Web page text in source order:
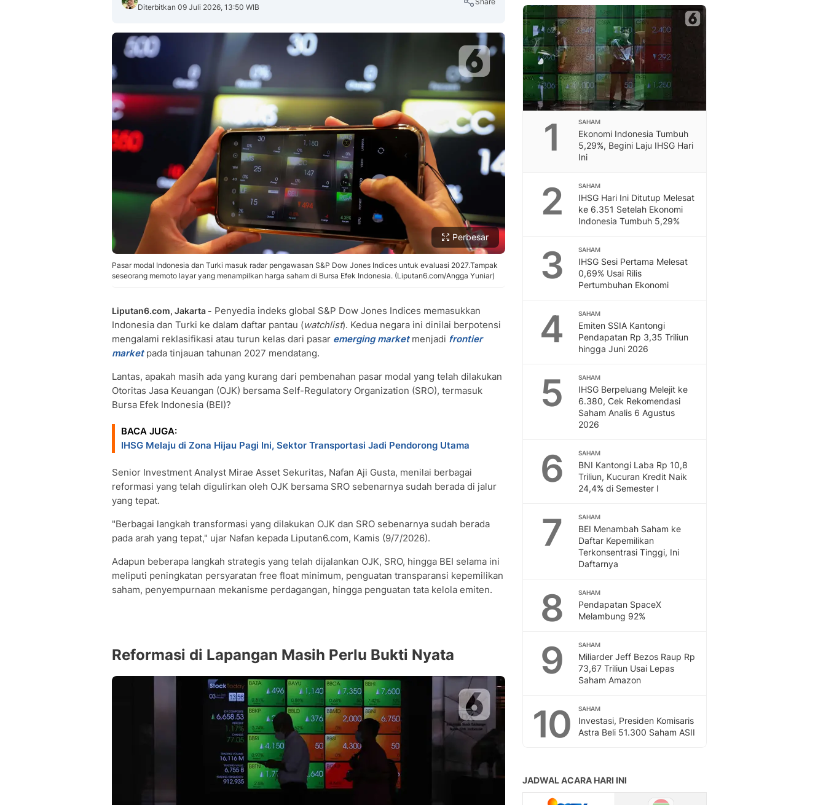
Diterbitkan 09 Juli 2026, 13:50 WIB
Copy Link
Perbesar
Pasar modal Indonesia dan Turki masuk radar pengawasan S&P Dow Jones Indices untuk evaluasi 2027.Tampak
seseorang memoto layar yang menampilkan harga saham di Bursa Efek Indonesia. (Liputan6.com/Angga Yuniar)
Liputan6.com, Jakarta - Penyedia indeks global S&P Dow Jones Indices memasukkan
Indonesia dan Turki ke dalam daftar pantau (watchlist). Kedua negara ini dinilai berpotensi
mengalami reklasifikasi atau turun kelas dari pasar emerging marketmenjadi frontier
marketpada tinjauan tahunan 2027 mendatang.
Lantas, apakah masih ada yang kurang dari pembenahan pasar modal yang telah dilakukan
Otoritas Jasa Keuangan (OJK) bersama Self-Regulatory Organization (SRO), termasuk
Bursa Efek Indonesia (BEI)?
BACA JUGA:
IHSG Melaju di Zona Hijau Pagi Ini, Sektor Transportasi Jadi Pendorong Utama
Senior Investment Analyst Mirae Asset Sekuritas, Nafan Aji Gusta, menilai berbagai
reformasi yang telah digulirkan oleh OJK bersama SRO sebenarnya sudah berada di jalur
yang tepat.
"Berbagai langkah transformasi yang dilakukan OJK dan SRO sebenarnya sudah berada
pada arah yang tepat," ujar Nafan kepada Liputan6.com, Kamis (9/7/2026).
Adapun beberapa langkah strategis yang telah dijalankan OJK, SRO, hingga BEI selama ini
meliputi peningkatan persyaratan free float minimum, penguatan transparansi kepemilikan
saham, penyempurnaan mekanisme perdagangan, hingga penguatan tata kelola emiten.
Reformasi di Lapangan Masih Perlu Bukti Nyata
1 SAHAM
Ekonomi Indonesia Tumbuh
5,29%, Begini Laju IHSG Hari
Ini
2 SAHAM
IHSG Hari Ini Ditutup Melesat
ke 6.351 Setelah Ekonomi
Indonesia Tumbuh 5,29%
3 SAHAM
IHSG Sesi Pertama Melesat
0,69% Usai Rilis
Pertumbuhan Ekonomi
4 SAHAM
Emiten SSIA Kantongi
Pendapatan Rp 3,35 Triliun
hingga Juni 2026
5 SAHAM
IHSG Berpeluang Melejit ke
6.380, Cek Rekomendasi
Saham Analis 6 Agustus
2026
6 SAHAM
BNI Kantongi Laba Rp 10,8
Triliun, Kucuran Kredit Naik
24,4% di Semester I
7 SAHAM
BEI Menambah Saham ke
Daftar Kepemilikan
Terkonsentrasi Tinggi, Ini
Daftarnya
8 SAHAM
Pendapatan SpaceX
Melambung 92%
9 SAHAM
Miliarder Jeff Bezos Raup Rp
73,67 Triliun Usai Lepas
Saham Amazon
10 SAHAM
Investasi, Presiden Komisaris
Astra Beli 51.300 Saham ASII